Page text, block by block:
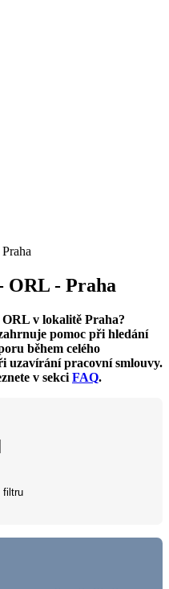
ORL - Praha
v lokalitě Praha?
pomoc při hledání
během celého
uzavírání pracovní smlouvy.
v sekci FAQ.
filtru